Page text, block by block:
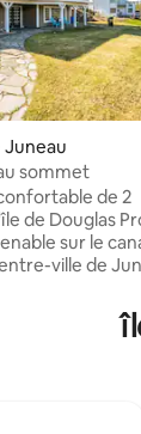
sommet
de 2
Douglas Profitez
sur le
ville de
et 1 salle